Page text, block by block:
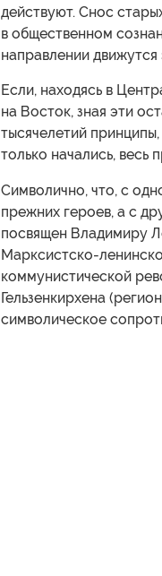
действуют. Снос
в общественном
направлении
Если, находясь в
на Восток, зная эти
тысячелетий
только начались, весь
Символично, что, с
прежних героев, а с
посвящен Владимиру
Марксистско-
коммунистической
Гельзенкирхена
символическое